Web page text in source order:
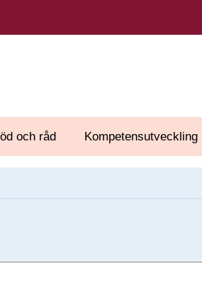
och råd Kompetensutveckling